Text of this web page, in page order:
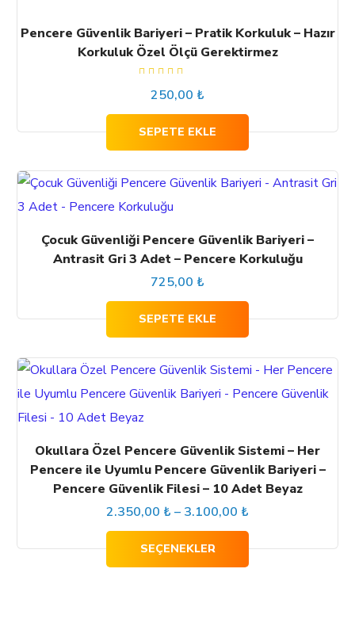
seçilebilir
Pencere Güvenlik Bariyeri – Pratik Korkuluk – Hazır
Korkuluk Özel Ölçü Gerektirmez
üzerinden
4.60oy
250,00 ₺
SEPETE EKLE
Çocuk Güvenliği Pencere Güvenlik Bariyeri –
Antrasit Gri 3 Adet – Pencere Korkuluğu
725,00 ₺
SEPETE EKLE
Okullara Özel Pencere Güvenlik Sistemi – Her
Pencere ile Uyumlu Pencere Güvenlik Bariyeri –
Pencere Güvenlik Filesi – 10 Adet Beyaz
2.350,00 ₺ – 3.100,00 ₺
aralığı:
2.350,00 ₺
SEÇENEKLER
Bu
ürünün
varyasyonu
var.
Seçenekler
ürün